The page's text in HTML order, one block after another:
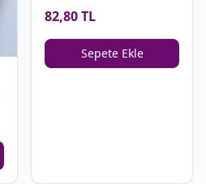
82,80 TL
Sepete Ekle